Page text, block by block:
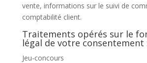
vente, informations sur le suivi de
comptabilité client.
Traitements opérés sur le
légal de votre consentement
Jeu-concours